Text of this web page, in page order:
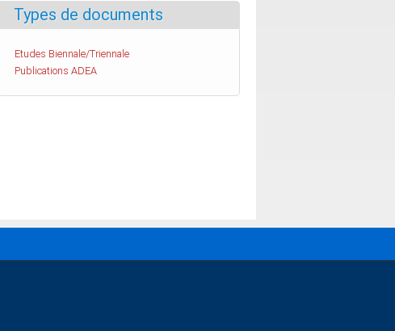
Types de documents
Etudes Biennale/Triennale
Publications ADEA